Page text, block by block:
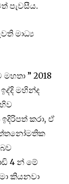
පැවසීය.
මාධ්‍ය
” 2018
මහින්ද
කරා, ඒ
4 න් මේ
කියනවා